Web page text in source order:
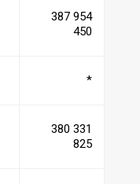
387 954
450
*
380 331
825